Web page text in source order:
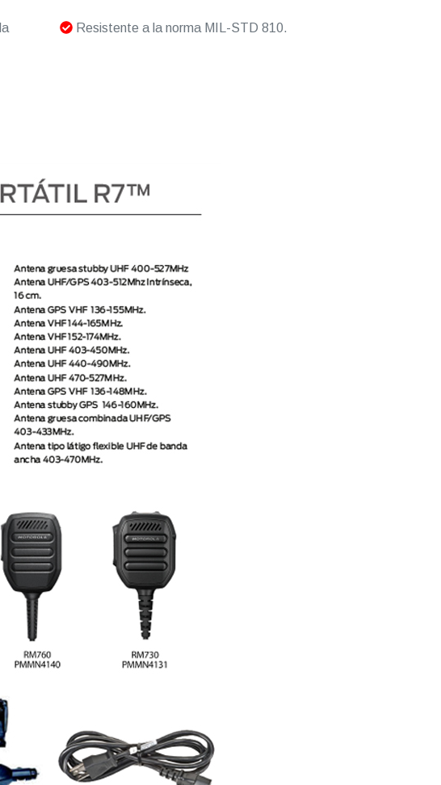
Resistente a la norma MIL-STD 810.